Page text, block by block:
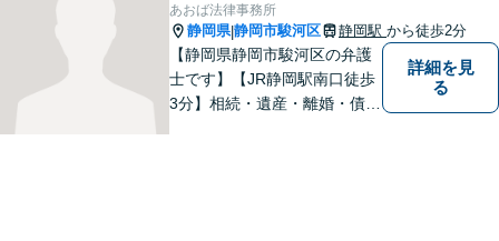
あおば法律事務所
静岡県|静岡市駿河区 静岡駅 から徒歩2分
【静岡県静岡市駿河区の弁護
士です】【JR静岡駅南口徒歩
3分】相続・遺産・離婚・債務
詳細を見
る